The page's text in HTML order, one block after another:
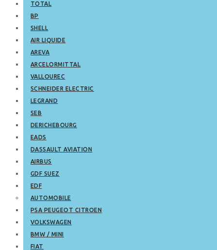
TOTAL
BP
SHELL
AIR LIQUIDE
AREVA
ARCELORMITTAL
VALLOUREC
SCHNEIDER ELECTRIC
LEGRAND
SEB
DERICHEBOURG
EADS
DASSAULT AVIATION
AIRBUS
GDF SUEZ
EDF
AUTOMOBILE
PSA PEUGEOT CITROEN
VOLKSWAGEN
BMW / MINI
FIAT